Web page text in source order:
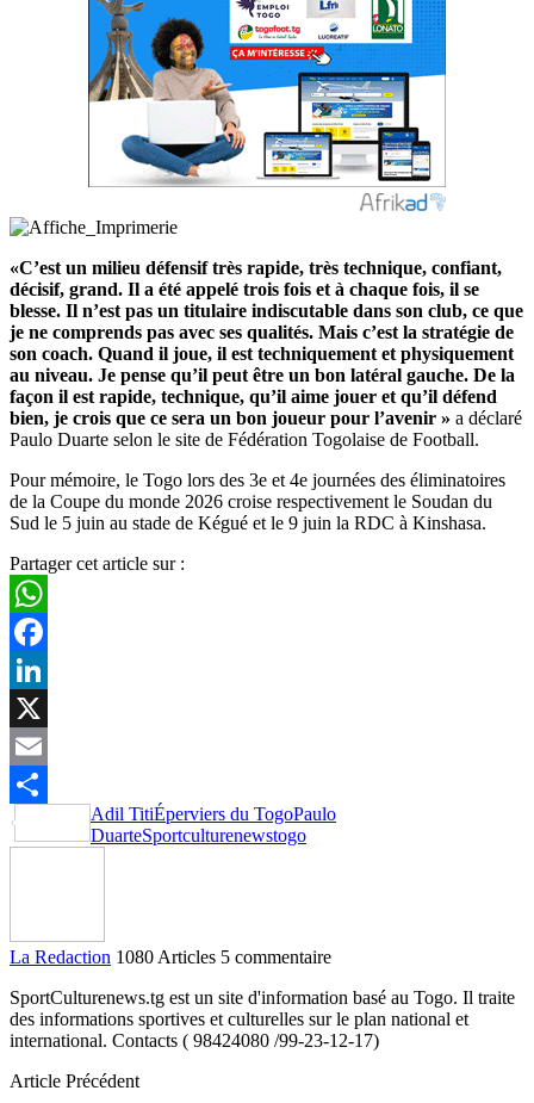
«C’est un milieu défensif très rapide, très technique, confiant,
décisif, grand. Il a été appelé trois fois et à chaque fois, il se
blesse. Il n’est pas un titulaire indiscutable dans son club, ce que
je ne comprends pas avec ses qualités. Mais c’est la stratégie de
son coach. Quand il joue, il est techniquement et physiquement
au niveau. Je pense qu’il peut être un bon latéral gauche. De la
façon il est rapide, technique, qu’il aime jouer et qu’il défend
bien, je crois que ce sera un bon joueur pour l’avenir » a déclaré
Paulo Duarte selon le site de Fédération Togolaise de Football.
Pour mémoire, le Togo lors des 3e et 4e journées des éliminatoires
de la Coupe du monde 2026 croise respectivement le Soudan du
Sud le 5 juin au stade de Kégué et le 9 juin la RDC à Kinshasa.
Partager cet article sur :
WhatsApp
Facebook
LinkedIn
X
Email
Partager
Adil TitiÉperviers du TogoPaulo
DuarteSportculturenewstogo
La Redaction 1080 Articles 5 commentaire
SportCulturenews.tg est un site d'information basé au Togo. Il traite
des informations sportives et culturelles sur le plan national et
international. Contacts ( 98424080 /99-23-12-17)
Article Précédent